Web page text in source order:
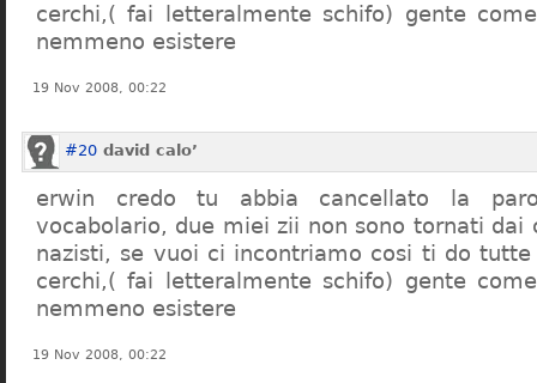
cerchi,( fai letteralmente schifo) gente
nemmeno esistere
19 Nov 2008, 00:22
#20 david calo’
erwin credo tu abbia cancellato la
vocabolario, due miei zii non sono tornati dai
nazisti, se vuoi ci incontriamo cosi ti do tutte
cerchi,( fai letteralmente schifo) gente
nemmeno esistere
19 Nov 2008, 00:22